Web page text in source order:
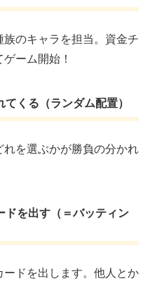
のキャラを担当。資金チ
ーム開始！
くる（ランダム配置）
を選ぶかが勝負の分かれ
ドを出す（＝バッティン
ドを出します。他人とか